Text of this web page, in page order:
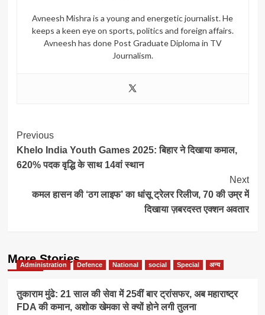
Avneesh Mishra is a young and energetic journalist. He
keeps a keen eye on sports, politics and foreign affairs.
Avneesh has done Post Graduate Diploma in TV
Journalism.
Post
Navigation
Previous
Khelo India Youth Games 2025: बिहार ने दिखाया कमाल,
620% पदक वृद्धि के साथ 14वां स्थान
Next
कमल हासन की ‘ठग लाइफ’ का धांसू ट्रेलर रिलीज, 70 की उम्र में
दिखाया ज़बरदस्त एक्शन अवतार
More Stories
Administration Defence National social Special अन्य
तुकाराम मुंढे: 21 साल की सेवा में 25वीं बार ट्रांसफर, अब महाराष्ट्र
FDA की कमान, अशोक खेमका से क्यों होने लगी तुलना